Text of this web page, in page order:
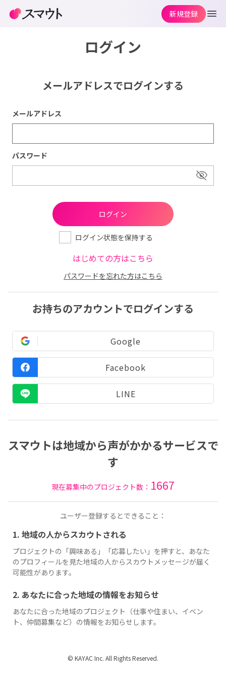
ログイン
メールアドレスでログインする
メールアドレス
パスワード
ログイン状態を保持する
はじめての方はこちら
パスワードを忘れた方はこちら
お持ちのアカウントでログインする
Google
Facebook
LINE
スマウトは地域から声がかかるサービスで
す
現在募集中のプロジェクト数： 1667
ユーザー登録するとできること：
1. 地域の人からスカウトされる
プロジェクトの「興味ある」「応募したい」を押すと、あなた
のプロフィールを見た地域の人からスカウトメッセージが届く
可能性があります。
2. あなたに合った地域の情報をお知らせ
あなたに合った地域のプロジェクト（仕事や住まい、イベン
ト、仲間募集など）の情報をお知らせします。
新規登録
© KAYAC Inc. All Rights Reserved.